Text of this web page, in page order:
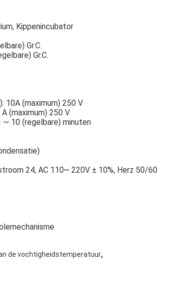
Kippenincubator
Gr.C.
Gr.C.
10A (maximum) 250 V
(maximum) 250 V
~ 10 (regelbare) minuten
24, AC 110~ 220V ± 10%, Herz 50/60
de vochtigheidstemperatuur,